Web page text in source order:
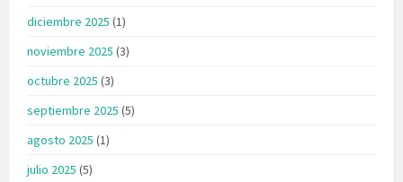
diciembre 2025 (1)
noviembre 2025 (3)
octubre 2025 (3)
septiembre 2025 (5)
agosto 2025 (1)
julio 2025 (5)